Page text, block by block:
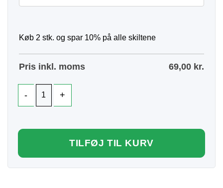
Køb 2 stk. og spar 10% på alle skiltene
Pris inkl. moms 69,00 kr.
TILFØJ TIL KURV